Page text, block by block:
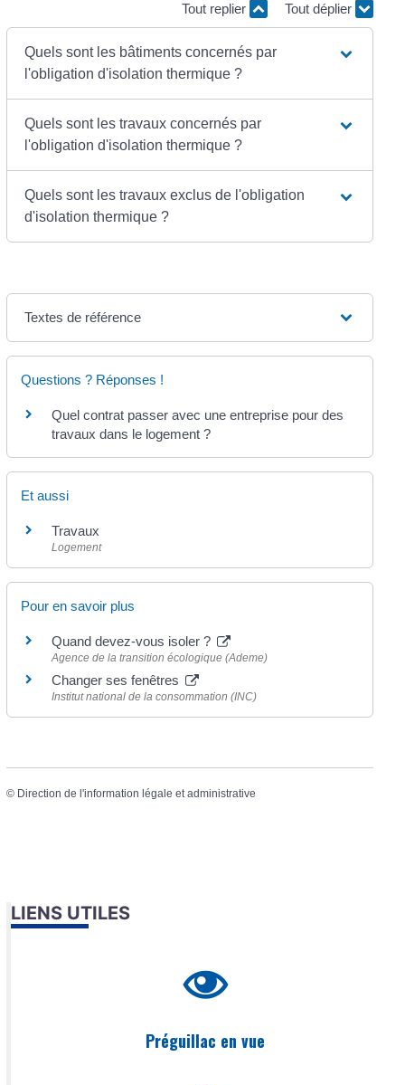
Tout replier Tout déplier
Quels sont les bâtiments concernés par
l'obligation d'isolation thermique ?
Quels sont les travaux concernés par
l'obligation d'isolation thermique ?
Quels sont les travaux exclus de l'obligation
d'isolation thermique ?
Textes de référence
Questions ? Réponses !
Quel contrat passer avec une entreprise pour des
travaux dans le logement ?
Et aussi
Travaux
Logement
Pour en savoir plus
Quand devez-vous isoler ?
Agence de la transition écologique (Ademe)
Changer ses fenêtres
Institut national de la consommation (INC)
© Direction de l'information légale et administrative
LIENS UTILES
Préguillac en vue